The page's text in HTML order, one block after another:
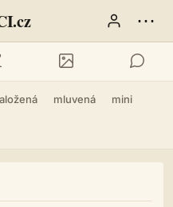
⋯
mluvená mini